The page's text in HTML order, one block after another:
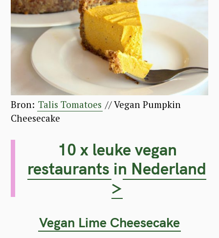
Bron: Talis Tomatoes // Vegan Pumpkin
Cheesecake
10 x leuke vegan
restaurants in Nederland
>
Vegan Lime Cheesecake